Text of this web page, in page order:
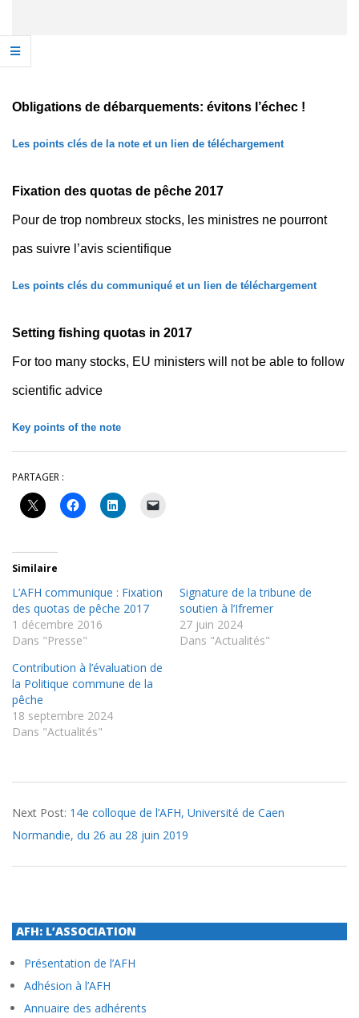
Obligations de débarquements: évitons l’échec !
Les points clés de la note et un lien de téléchargement
Fixation des quotas de pêche 2017
Pour de trop nombreux stocks, les ministres ne pourront
pas suivre l’avis scientifique
Les points clés du communiqué et un lien de téléchargement
Setting fishing quotas in 2017
For too many stocks, EU ministers will not be able to follow
scientific advice
Key points of the note
PARTAGER :
Similaire
L’AFH communique : Fixation
des quotas de pêche 2017
1 décembre 2016
Dans "Presse"
Signature de la tribune de
soutien à l’Ifremer
27 juin 2024
Dans "Actualités"
Contribution à l’évaluation de
la Politique commune de la
pêche
18 septembre 2024
Dans "Actualités"
11-
29
Next Post: 14e colloque de l’AFH, Université de Caen
Normandie, du 26 au 28 juin 2019
AFH: L’ASSOCIATION
Présentation de l’AFH
Adhésion à l’AFH
Annuaire des adhérents